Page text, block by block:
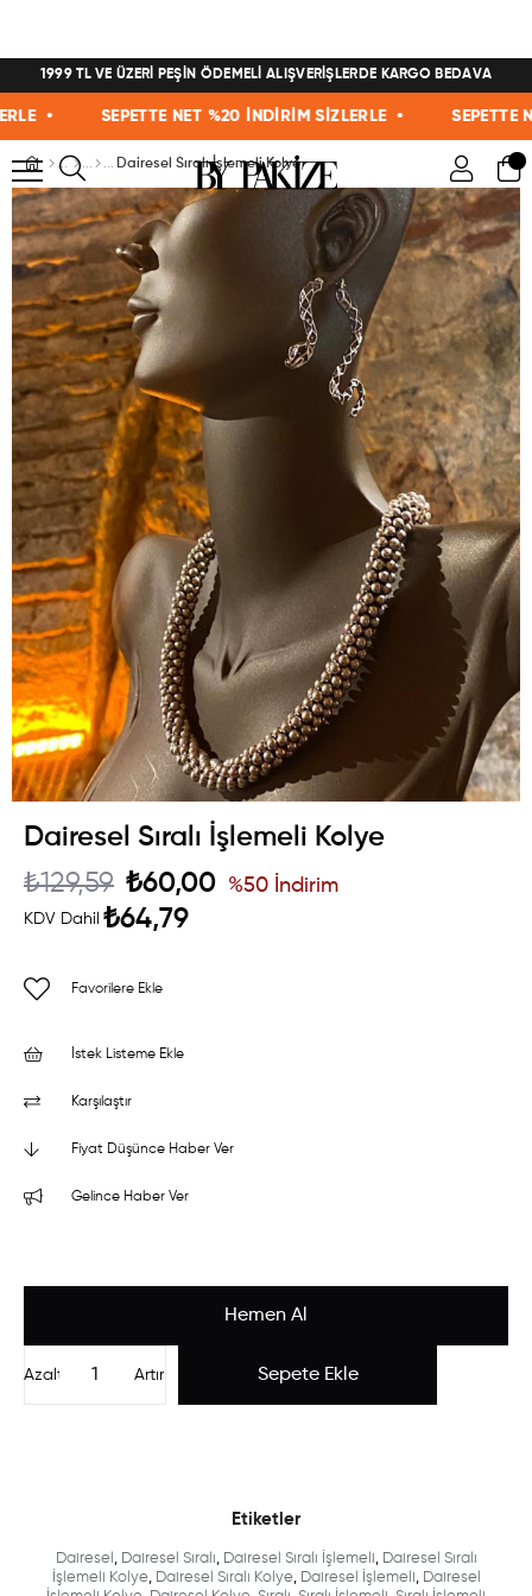
1999 TL VE ÜZERİ PEŞİN ÖDEMELİ ALIŞVERİŞLERDE KARGO BEDAVA
• SEPETTE NET %20 İNDİRİM SİZLERLE • SEPETTE
Dairesel Sıralı İşlemeli Kolye
Dairesel Sıralı İşlemeli Kolye
₺129,59 ₺60,00
KDV Dahil ₺64,79
%50 İndirim
Favorilere Ekle
İstek Listeme Ekle
Karşılaştır
Fiyat Düşünce Haber Ver
Gelince Haber Ver
Artır
Azalt
Etiketler
Dairesel , Dairesel Sıralı, Dairesel Sıralı İşlemeli , Dairesel Sıralı
İşlemeli Kolye, Dairesel Sıralı Kolye, Dairesel İşlemeli , Dairesel